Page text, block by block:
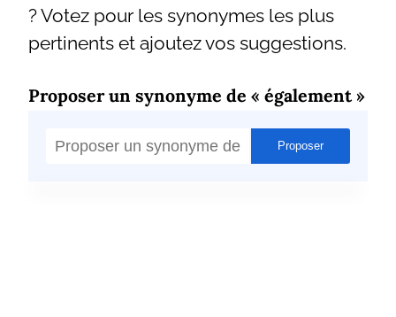
? Votez pour les synonymes les plus
pertinents et ajoutez vos suggestions.
Proposer un synonyme de « également »